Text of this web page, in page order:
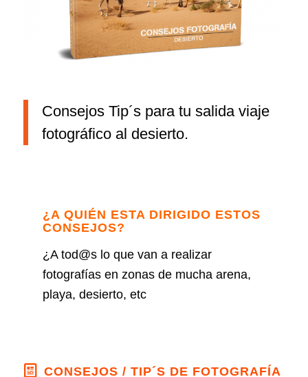
Consejos Tip´s para tu salida viaje
fotográfico al desierto.
¿A QUIÉN ESTA DIRIGIDO ESTOS
CONSEJOS?
¿A tod@s lo que van a realizar
fotografías en zonas de mucha arena,
playa, desierto, etc
CONSEJOS / TIP´S DE FOTOGRAFÍA